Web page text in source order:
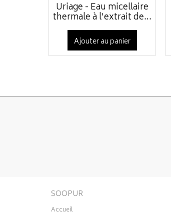
Uriage - Eau micellaire
thermale à l'extrait de...
Ajouter au panier
SOOPUR
Accueil